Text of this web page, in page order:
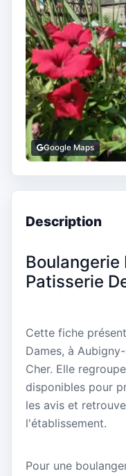
Google Maps
Description
Boulangerie
Patisserie
Cette fiche
Dames, à
Cher. Elle
disponibles pour
les avis et
l'établissement.
Pour une